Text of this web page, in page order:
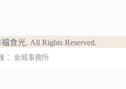
食光. All Rights Reserved.
： 金城事務所